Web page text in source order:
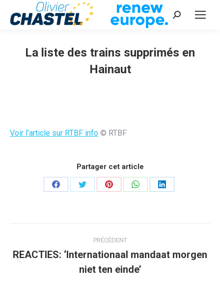
Recherche
La liste des trains supprimés en
Hainaut
Voir l’article sur RTBF info © RTBF
Partager cet article
PartagerPartagerPartagerPartagerPartager
article
PRÉCÉDENT
précédent
REACTIES: ‘Internationaal mandaat morgen
niet ten einde’